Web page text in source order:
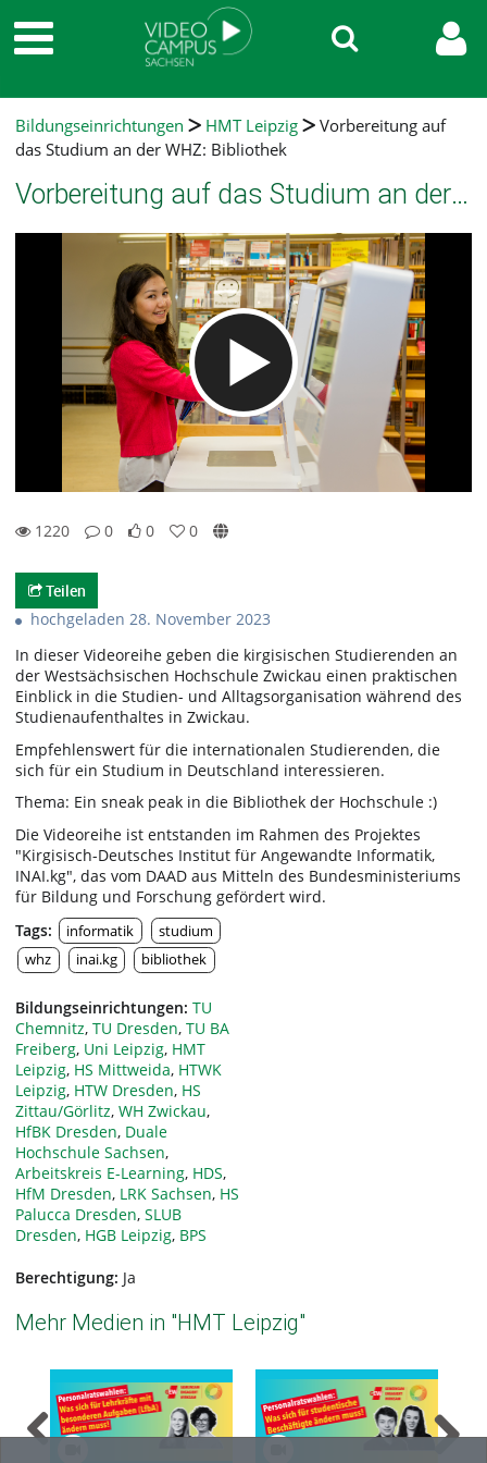
Bildungseinrichtungen HMT Leipzig
Vorbereitung auf
das Studium an der WHZ: Bibliothek
Vorbereitung auf das Studium an der WHZ: Bibliothek
1220
0
0
0
Teilen
hochgeladen 28. November 2023
In dieser Videoreihe geben die kirgisischen Studierenden an
der Westsächsischen Hochschule Zwickau einen praktischen
Einblick in die Studien- und Alltagsorganisation während des
Studienaufenthaltes in Zwickau.
Empfehlenswert für die internationalen Studierenden, die
sich für ein Studium in Deutschland interessieren.
Thema: Ein sneak peak in die Bibliothek der Hochschule :)
Die Videoreihe ist entstanden im Rahmen des Projektes
"Kirgisisch-Deutsches Institut für Angewandte Informatik,
INAI.kg", das vom DAAD aus Mitteln des Bundesministeriums
für Bildung und Forschung gefördert wird.
Tags:
informatik
studium
whz
inai.kg bibliothek
Bildungseinrichtungen: TU
Chemnitz, TU Dresden, TU BA
Freiberg, Uni Leipzig, HMT
Leipzig, HS Mittweida, HTWK
Leipzig, HTW Dresden, HS
Zittau/Görlitz, WH Zwickau,
HfBK Dresden, Duale
Hochschule Sachsen,
Arbeitskreis E-Learning, HDS,
HfM Dresden, LRK Sachsen, HS
Palucca Dresden, SLUB
Dresden, HGB Leipzig, BPS
Berechtigung: Ja
Mehr Medien in "HMT Leipzig"